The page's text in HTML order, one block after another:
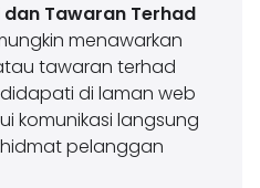
Tawaran Terhad
menawarkan
tawaran terhad
di laman web
komunikasi langsung
pelanggan